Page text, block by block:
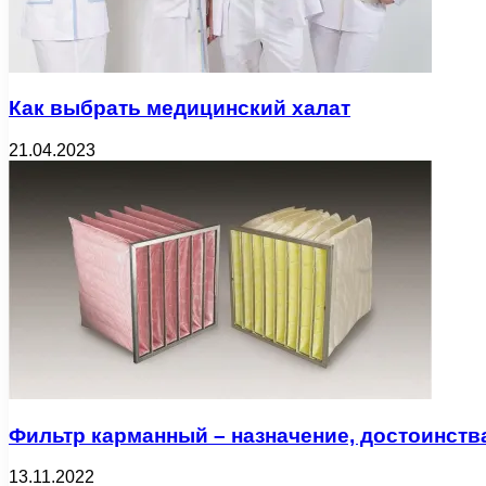
Как выбрать медицинский халат
21.04.2023
Фильтр карманный – назначение,
13.11.2022